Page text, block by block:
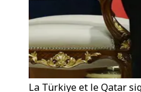
La Türkiye et le Qatar